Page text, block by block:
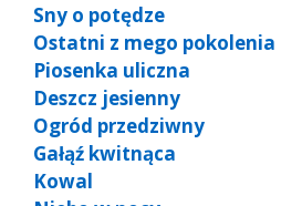
Sny o potędze
Ostatni z mego pokolenia
Piosenka uliczna
Deszcz jesienny
Ogród przedziwny
Gałąź kwitnąca
Kowal